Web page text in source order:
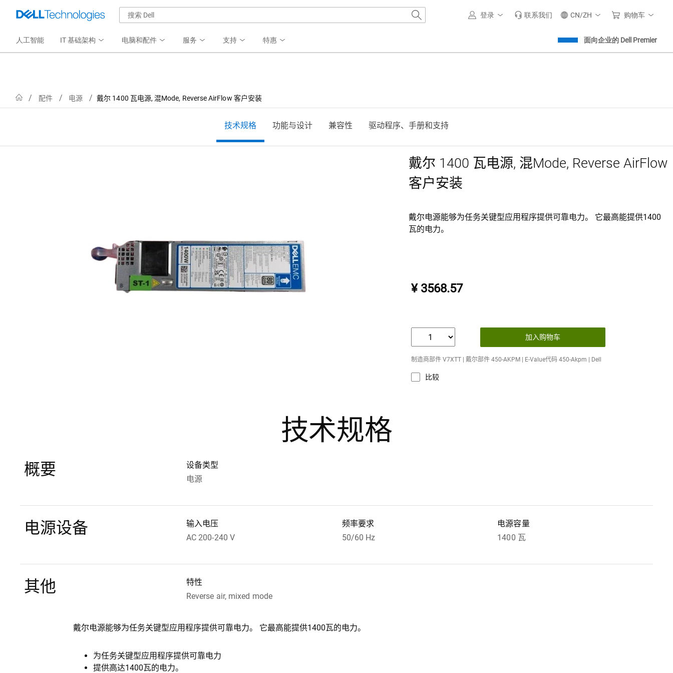
登录 联系我们 CN/ZH 购物车
人工智能 IT 基础架构 电脑和配件 服务 支持 特惠 面向企业的 Dell Premier
Home 配件 电源 戴尔 1400 瓦电源, 混Mode, Reverse AirFlow 客户安装
技术规格 功能与设计 兼容性 驱动程序、手册和支持
戴尔 1400 瓦电源, 混Mode, Reverse AirFlow
客户安装
戴尔电源能够为任务关键型应用程序提供可靠电力。 它最高能提供1400
瓦的电力。
¥ 3568.57
加入购物车
制造商部件 V7XTT | 戴尔部件 450-AKPM | E-Value代码 450-Akpm | Dell
比较
技术规格
概要
设备类型
电源
电源设备
输入电压
AC 200-240 V
频率要求
50/60 Hz
电源容量
1400 瓦
其他
特性
Reverse air, mixed mode
戴尔电源能够为任务关键型应用程序提供可靠电力。 它最高能提供1400瓦的电力。
为任务关键型应用程序提供可靠电力
提供高达1400瓦的电力。